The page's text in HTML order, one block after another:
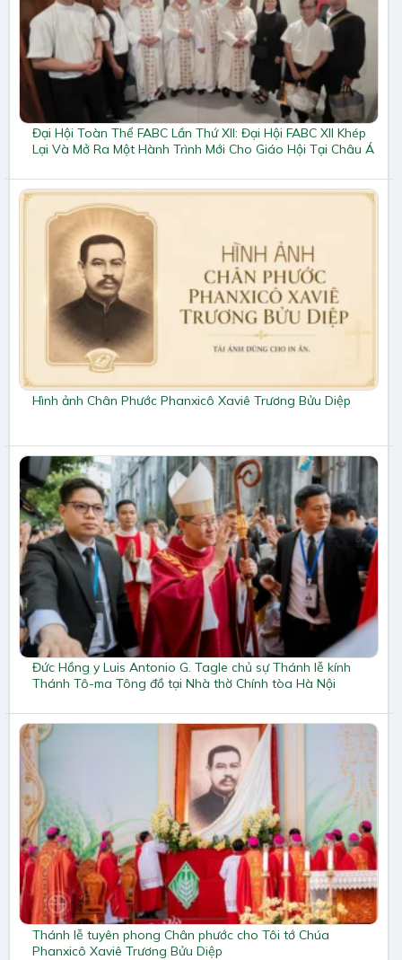
Đại Hội Toàn Thể FABC Lần Thứ XII: Đại Hội FABC XII Khép
Lại Và Mở Ra Một Hành Trình Mới Cho Giáo Hội Tại Châu Á
Hình ảnh Chân Phước Phanxicô Xaviê Trương Bửu Diệp
Đức Hồng y Luis Antonio G. Tagle chủ sự Thánh lễ kính
Thánh Tô-ma Tông đồ tại Nhà thờ Chính tòa Hà Nội
Thánh lễ tuyên phong Chân phước cho Tôi tớ Chúa
Phanxicô Xaviê Trương Bửu Diệp